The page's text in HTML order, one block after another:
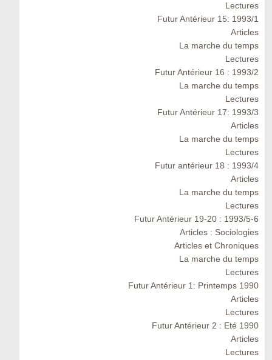
Lectures
Futur Antérieur 15: 1993/1
Articles
La marche du temps
Lectures
Futur Antérieur 16 : 1993/2
La marche du temps
Lectures
Futur Antérieur 17: 1993/3
Articles
La marche du temps
Lectures
Futur antérieur 18 : 1993/4
Articles
La marche du temps
Lectures
Futur Antérieur 19-20 : 1993/5-6
Articles : Sociologies
Articles et Chroniques
La marche du temps
Lectures
Futur Antérieur 1: Printemps 1990
Articles
Lectures
Futur Antérieur 2 : Eté 1990
Articles
Lectures